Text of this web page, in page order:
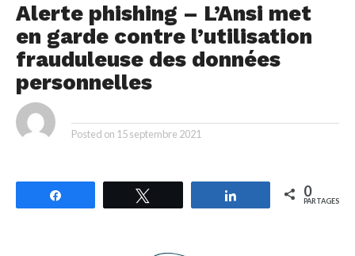
Alerte phishing – L’Ansi met
en garde contre l’utilisation
frauduleuse des données
personnelles
Posted on 15 septembre 2021
Partagez 0
PARTAGES